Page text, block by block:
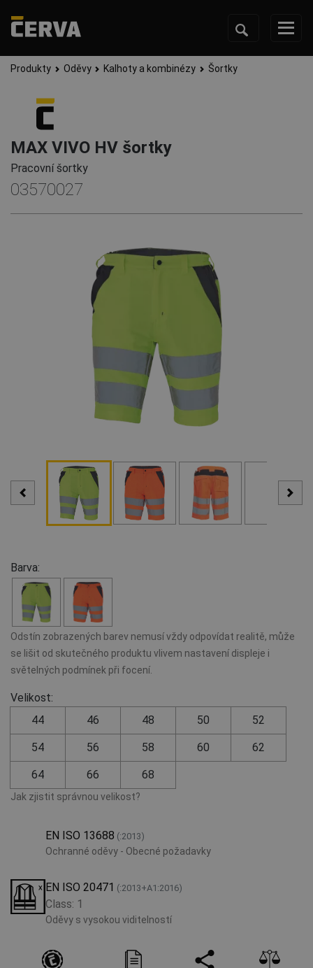
Produkty Oděvy Kalhoty a kombinézy Šortky
MAX VIVO HV šortky
Pracovní šortky
03570027
Barva:
Odstín zobrazených barev nemusí vždy odpovídat realitě, může
se lišit od skutečného produktu vlivem nastavení displeje i
světelných podmínek při focení.
Velikost:
44
46 48 50 52
54 56 58 60 62
64 66 68
Jak zjistit správnou velikost?
EN ISO 13688 (:2013)
Ochranné oděvy - Obecné požadavky
EN ISO 20471 (:2013+A1:2016)
Class: 1
Oděvy s vysokou viditelností